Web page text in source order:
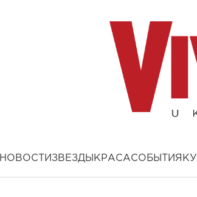
НОВОСТИ ЗВЕЗДЫ КРАСАСОБЫТИЯ